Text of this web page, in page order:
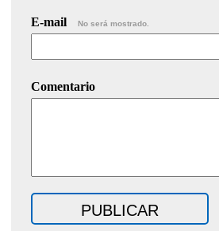
E-mail No será mostrado.
Comentario